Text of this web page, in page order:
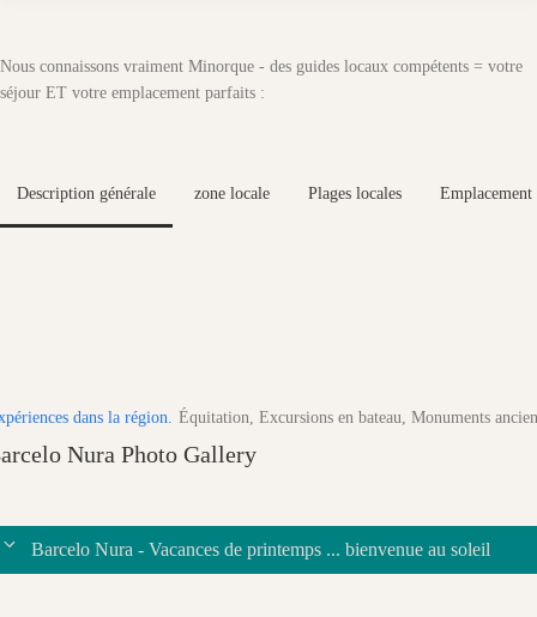
Nous connaissons vraiment Minorque - des guides locaux compétents = votre
séjour ET votre emplacement parfaits :
Description générale zone locale Plages locales Emplacement
dans la région. Équitation, Excursions en bateau, Monuments
Nura Photo Gallery
Barcelo Nura - Vacances de printemps ... bienvenue au soleil